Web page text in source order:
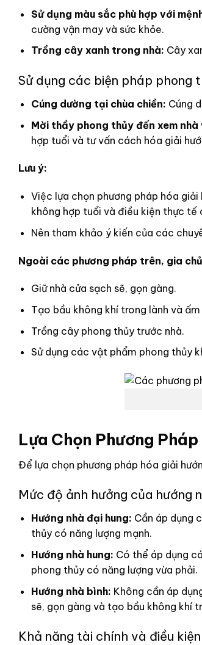
Sử dụng màu sắc phù hợp với
cường vận may và sức khỏe.
Trồng cây xanh trong nhà: Cây
Sử dụng các biện pháp phong
Cúng dường tại chùa chiền: Cúng
Mời thầy phong thủy đến xem
hợp tuổi và tư vấn cách hóa giải
Lưu ý:
Việc lựa chọn phương pháp hóa
không hợp tuổi và điều kiện thực tế
Nên tham khảo ý kiến của các
Ngoài các phương pháp trên, gia
Giữ nhà cửa sạch sẽ, gọn gàng.
Tạo bầu không khí trong lành và
Trồng cây phong thủy trước nhà.
Sử dụng các vật phẩm phong thủy
Lựa Chọn Phương
Để lựa chọn phương pháp hóa giải
Mức độ ảnh hưởng của hướng
Hướng nhà đại hung: Cần áp dụng
thủy có năng lượng mạnh.
Hướng nhà hung: Có thể áp dụng
phong thủy có năng lượng vừa phải.
Hướng nhà bình: Không cần áp
sẽ, gọn gàng và tạo bầu không khí
Khả năng tài chính và điều